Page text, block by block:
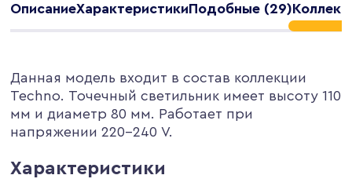
ОписаниеХарактеристикиПодобные (29)
Данная модель входит в состав коллекции
Techno. Точечный светильник имеет высоту 110
мм и диаметр 80 мм. Работает при
напряжении 220-240 V.
Характеристики